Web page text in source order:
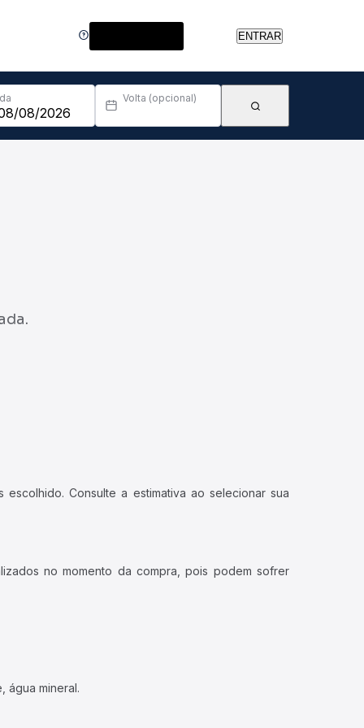
ENTRAR
Volta (opcional)
Consulte a estimativa ao selecionar sua
no momento da compra, pois podem sofrer
água mineral.